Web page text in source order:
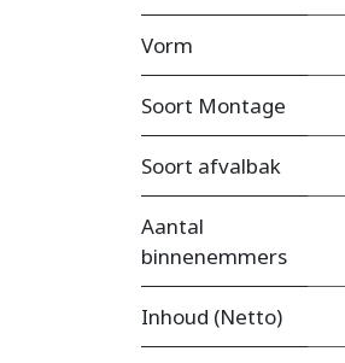
Vorm
Soort Montage
Soort afvalbak
Aantal
binnenemmers
Inhoud (Netto)